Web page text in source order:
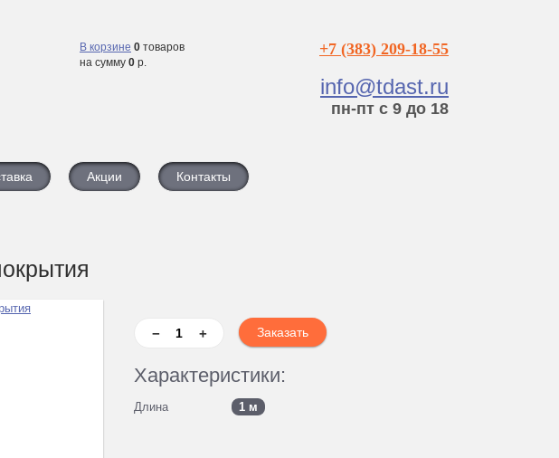
В корзине 0 товаров
на сумму 0 р.
+7 (383) 209-18-55
info@tdast.ru
пн-пт с 9 до 18
Акции Контакты
− +
Характеристики:
Длина 1 м